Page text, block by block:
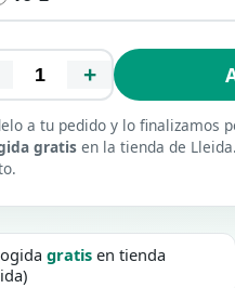
+
a tu pedido y lo finalizamos
gratis en la tienda de
gratis en tienda